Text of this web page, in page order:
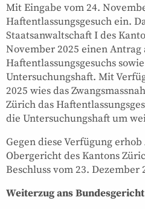
Mit Eingabe vom 24.
Haftentlassungsgesuch ein.
Staatsanwaltschaft I des
November 2025 einen Antrag
Haftentlassungsgesuchs
Untersuchungshaft. Mit
2025 wies das
Zürich das
die Untersuchungshaft um
Gegen diese Verfügung
Obergericht des Kantons
Beschluss vom 23. Dezember
Weiterzug ans Bundesgericht